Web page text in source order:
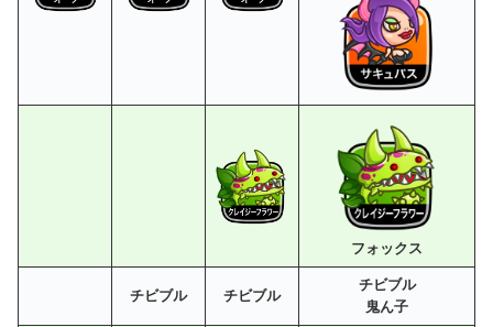
フォックス
チビブル チビブル
チビブル
鬼ん子